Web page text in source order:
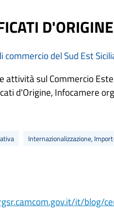
commercio del Sud Est
attività sul Commercio
d'Origine, Infocamere
Internazionalizzazione,
it/blog/